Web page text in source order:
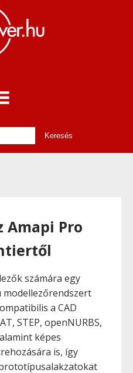
Amapi Pro
számára egy
modellezőrendszert
a CAD
STEP, openNURBS,
képes
is, így